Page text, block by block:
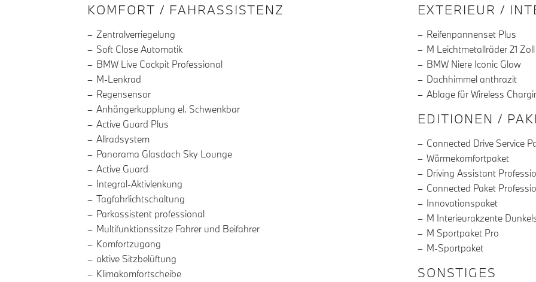
INFORMATIONEN ÜBER DIE AUSSTATTUNG
KOMFORT / FAHRASSISTENZ
Zentralverriegelung
Soft Close Automatik
BMW Live Cockpit Professional
M-Lenkrad
Regensensor
Anhängerkupplung el. Schwenkbar
Active Guard Plus
Allradsystem
Panorama Glasdach Sky Lounge
Active Guard
Integral-Aktivlenkung
Tagfahrlichtschaltung
Parkassistent professional
Multifunktionssitze Fahrer und Beifahrer
Komfortzugang
aktive Sitzbelüftung
Klimakomfortscheibe
EXTERIEUR /
Reifenpannenset Plus
M Leichtmetallräder 21 Zoll
BMW Niere Iconic Glow
Dachhimmel anthrazit
Ablage für Wireless
EDITIONEN /
Connected Drive Service
Wärmekomfortpaket
Driving Assistant
Connected Paket
Innovationspaket
M Interieurakzente
M Sportpaket Pro
M-Sportpaket
SONSTIGES